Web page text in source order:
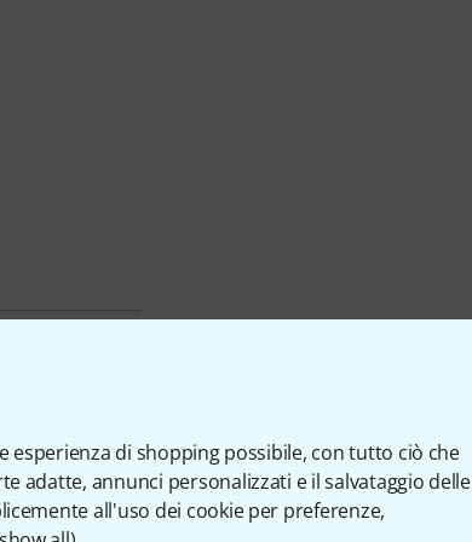
di shopping possibile, con tutto ciò che
adatte, annunci personalizzati e il salvataggio delle
all'uso dei cookie per preferenze,
No